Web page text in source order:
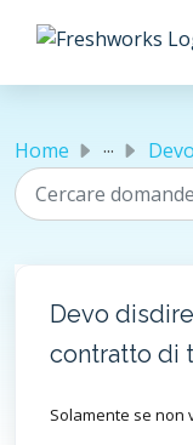
Home ... Devo disdire
Devo
contratto di
Solamente se non